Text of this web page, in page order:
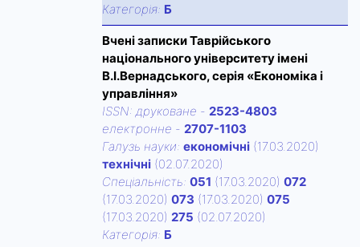
Категорiя: Б
Вчені записки Таврійського
національного університету імені
В.І.Вернадського, серія «Економіка і
управління»
ISSN: друковане - 2523-4803
електронне - 2707-1103
Галузь науки: економічні (17.03.2020)
технічні (02.07.2020)
Спецiальнiсть: 051 (17.03.2020) 072
(17.03.2020) 073 (17.03.2020) 075
(17.03.2020) 275 (02.07.2020)
Категорiя: Б